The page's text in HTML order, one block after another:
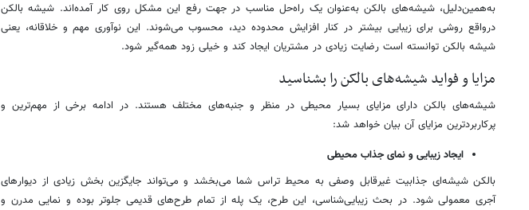
به‌همین‌دلیل، شیشه‌های بالکن به‌عنوان یک راه‌حل مناسب در جهت رفع این مشکل روی کار آمده‌اند. شیشه‌ بالکن
درواقع روشی برای زیبایی بیشتر در کنار افزایش محدوده دید، محسوب می‌شوند. این نوآوری مهم و خلاقانه، یعنی
شیشه بالکن توانسته است رضایت زیادی در مشتریان ایجاد کند و خیلی زود همه‌گیر شود.
مزایا و فواید شیشه‌های بالکن را بشناسید
شیشه‌های بالکن دارای مزایای بسیار محیطی در منظر و جنبه‌های مختلف هستند. در ادامه برخی از مهم‌ترین و
پرکاربردترین مزایای آن بیان خواهد شد:
ایجاد زیبایی و نمای جذاب محیطی
بالکن شیشه‌ای جذابیت غیرقابل وصفی به محیط تراس شما می‌بخشد و می‌تواند جایگزین بخش زیادی از دیوارهای
آجری معمولی شود. در بحث زیبایی‌شناسی، این طرح، یک پله از تمام طرح‌های قدیمی جلوتر بوده و نمایی مدرن و